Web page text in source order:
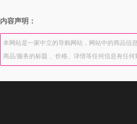
内容声明：
本网站是一家中立的导购网站，网站中的商品信
商品/服务的标题 、价格、详情等任何信息有任